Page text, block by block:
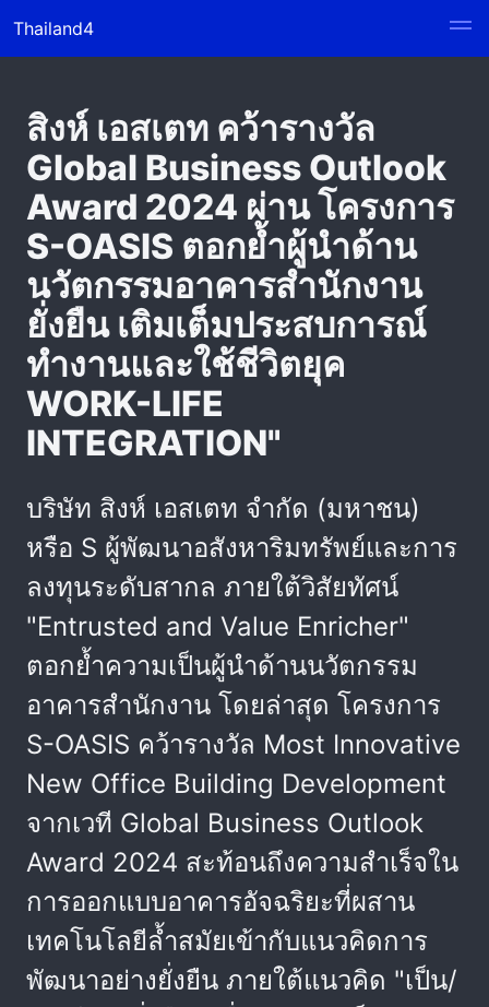
Thailand4
สิงห์ เอสเตท คว้ารางวัล
Global Business Outlook
Award 2024 ผ่าน โครงการ
S-OASIS ตอกย้ำผู้นำด้าน
นวัตกรรมอาคารสำนักงาน
ยั่งยืน เติมเต็มประสบการณ์
ทำงานและใช้ชีวิตยุค
WORK-LIFE
INTEGRATION"
บริษัท สิงห์ เอสเตท จำกัด (มหาชน)
หรือ S ผู้พัฒนาอสังหาริมทรัพย์และการ
ลงทุนระดับสากล ภายใต้วิสัยทัศน์
"Entrusted and Value Enricher"
ตอกย้ำความเป็นผู้นำด้านนวัตกรรม
อาคารสำนักงาน โดยล่าสุด โครงการ
S-OASIS คว้ารางวัล Most Innovative
New Office Building Development
จากเวที Global Business Outlook
Award 2024 สะท้อนถึงความสำเร็จใน
การออกแบบอาคารอัจฉริยะที่ผสาน
เทคโนโลยีล้ำสมัยเข้ากับแนวคิดการ
พัฒนาอย่างยั่งยืน ภายใต้แนวคิด "เป็น/